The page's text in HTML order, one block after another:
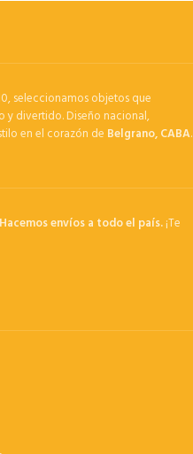
seleccionamos objetos que
y divertido. Diseño nacional,
en el corazón de Belgrano, CABA.
Hacemos envíos a todo el país.¡Te